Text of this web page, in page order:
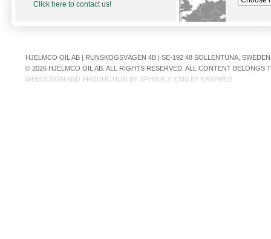
Click here to contact us!
HJELMCO OIL AB | RUNSKOGSVÄGEN 4B | SE-192 48 SOLLENTUNA,
© 2026 HJELMCO OIL AB. ALL RIGHTS RESERVED. ALL CONTENT
WEBDESIGN AND PRODUCTION BY SPHINXLY. CMS BY EASYWEB